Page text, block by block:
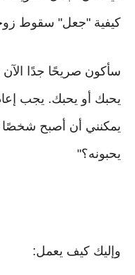
كيفية "جعل" سقوط
سأكون صريحًا جدًا
يحبك أو يحبك. يجب
يمكنني أن أصبح شخصًا
يحبونه؟"
وإليك كيف يعمل: